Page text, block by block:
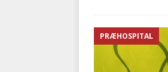
PRÆHOSPITAL